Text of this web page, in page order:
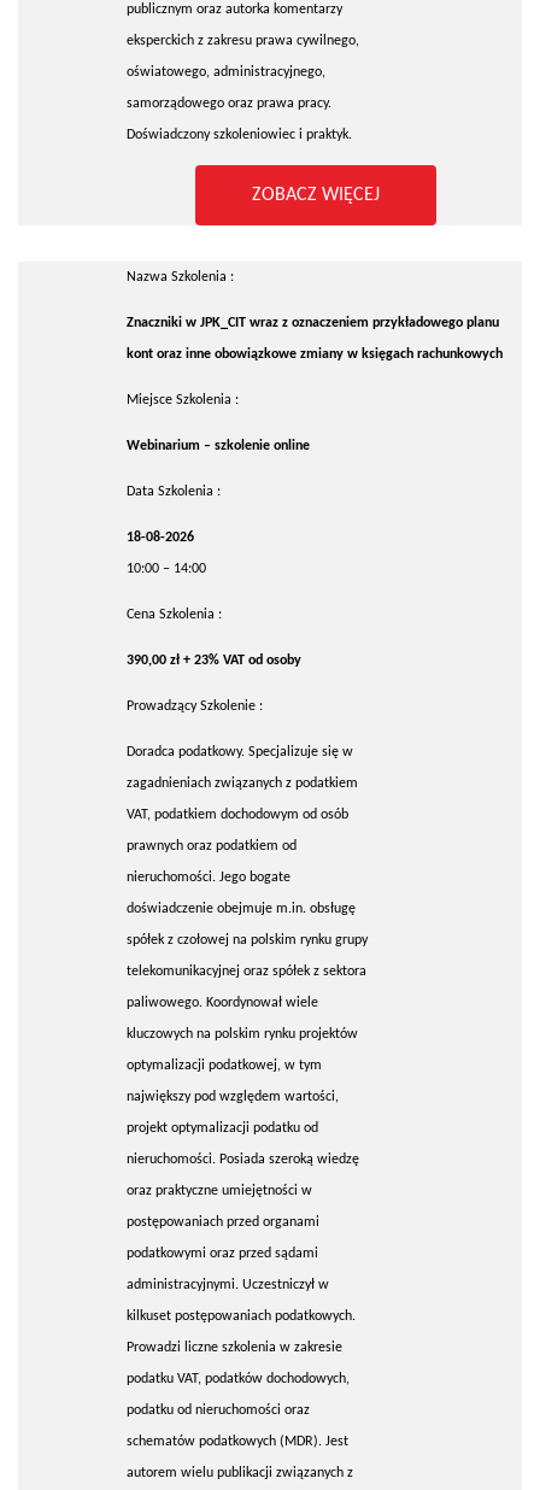
publicznym oraz autorka komentarzy
eksperckich z zakresu prawa cywilnego,
oświatowego, administracyjnego,
samorządowego oraz prawa pracy.
Doświadczony szkoleniowiec i praktyk.
ZOBACZ WIĘCEJ
Nazwa Szkolenia :
Znaczniki w JPK_CIT wraz z oznaczeniem przykładowego planu
kont oraz inne obowiązkowe zmiany w księgach rachunkowych
Miejsce Szkolenia :
Webinarium – szkolenie online
Data Szkolenia :
18-08-2026
10:00 – 14:00
Cena Szkolenia :
390,00 zł + 23% VAT od osoby
Prowadzący Szkolenie :
Doradca podatkowy. Specjalizuje się w
zagadnieniach związanych z podatkiem
VAT, podatkiem dochodowym od osób
prawnych oraz podatkiem od
nieruchomości. Jego bogate
doświadczenie obejmuje m.in. obsługę
spółek z czołowej na polskim rynku grupy
telekomunikacyjnej oraz spółek z sektora
paliwowego. Koordynował wiele
kluczowych na polskim rynku projektów
optymalizacji podatkowej, w tym
największy pod względem wartości,
projekt optymalizacji podatku od
nieruchomości. Posiada szeroką wiedzę
oraz praktyczne umiejętności w
postępowaniach przed organami
podatkowymi oraz przed sądami
administracyjnymi. Uczestniczył w
kilkuset postępowaniach podatkowych.
Prowadzi liczne szkolenia w zakresie
podatku VAT, podatków dochodowych,
podatku od nieruchomości oraz
schematów podatkowych (MDR). Jest
autorem wielu publikacji związanych z